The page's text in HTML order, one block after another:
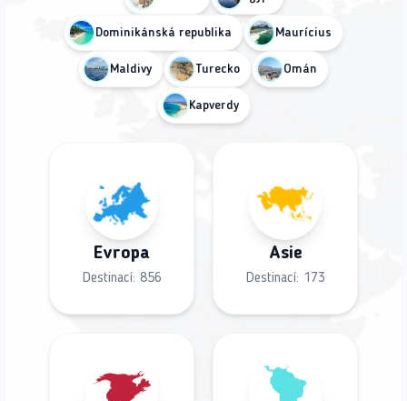
Dominikánská republika Maurícius
Maldivy Turecko Omán
Kapverdy
Evropa
Destinací: 856
Asie
Destinací: 173